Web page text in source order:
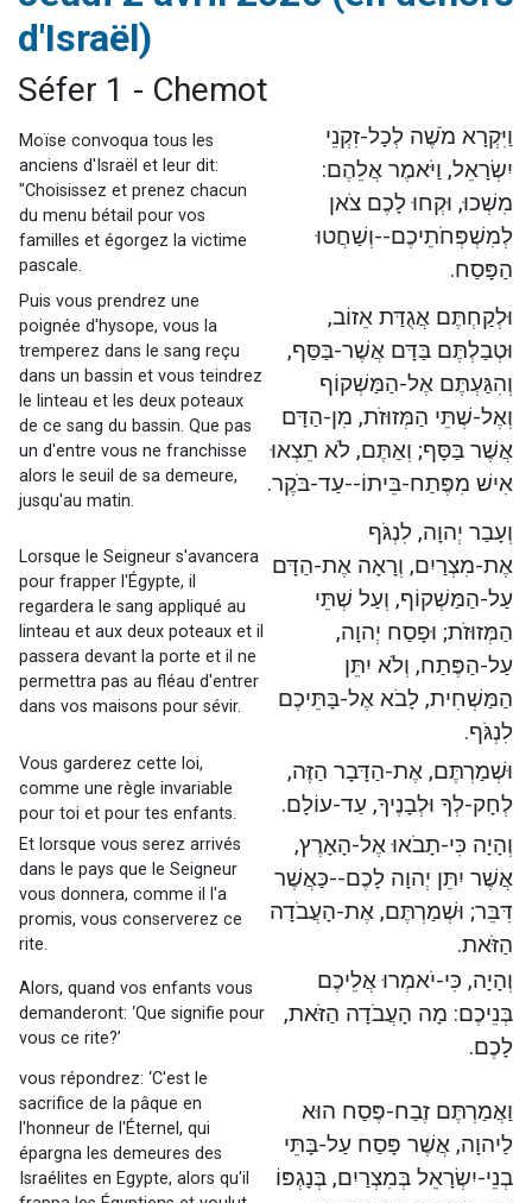
Il reste 49 places pour étudier en groupe sur Zoom
2 nouvelles musiques dans Torah-Box Music
6 personnes viennent de nous rejoindre sur WhatsApp
d'Israël)
Séfer 1 - Chemot
Moïse convoqua tous les
anciens d'Israël et leur dit:
"Choisissez et prenez chacun
du menu bétail pour vos
familles et égorgez la victime
pascale.
וַיִּקְרָא מֹשֶׁה לְכָל-זִקְנֵי
יִשְׂרָאֵל, וַיֹּאמֶר אֲלֵהֶם:
מִשְׁכוּ, וּקְחוּ לָכֶם צֹאן
לְמִשְׁפְּחֹתֵיכֶם--וְשַׁחֲטוּ
הַפָּסַח.
Puis vous prendrez une
poignée d'hysope, vous la
tremperez dans le sang reçu
dans un bassin et vous teindrez
le linteau et les deux poteaux
de ce sang du bassin. Que pas
un d'entre vous ne franchisse
alors le seuil de sa demeure,
jusqu'au matin.
וּלְקַחְתֶּם אֲגֻדַּת אֵזוֹב,
וּטְבַלְתֶּם בַּדָּם אֲשֶׁר-בַּסַּף,
וְהִגַּעְתֶּם אֶל-הַמַּשְׁקוֹף
וְאֶל-שְׁתֵּי הַמְּזוּזֹת, מִן-הַדָּם
אֲשֶׁר בַּסָּף; וְאַתֶּם, לֹא תֵצְאוּ
אִישׁ מִפֶּתַח-בֵּיתוֹ--עַד-בֹּקֶר.
Lorsque le Seigneur s'avancera
pour frapper l'Égypte, il
regardera le sang appliqué au
linteau et aux deux poteaux et il
passera devant la porte et il ne
permettra pas au fléau d'entrer
dans vos maisons pour sévir.
וְעָבַר יְהוָה, לִנְגֹּף
אֶת-מִצְרַיִם, וְרָאָה אֶת-הַדָּם
עַל-הַמַּשְׁקוֹף, וְעַל שְׁתֵּי
הַמְּזוּזֹת; וּפָסַח יְהוָה,
עַל-הַפֶּתַח, וְלֹא יִתֵּן
הַמַּשְׁחִית, לָבֹא אֶל-בָּתֵּיכֶם
לִנְגֹּף.
Vous garderez cette loi,
comme une règle invariable
pour toi et pour tes enfants.
וּשְׁמַרְתֶּם, אֶת-הַדָּבָר הַזֶּה,
לְחָק-לְךָ וּלְבָנֶיךָ, עַד-עוֹלָם.
Et lorsque vous serez arrivés
dans le pays que le Seigneur
vous donnera, comme il l'a
promis, vous conserverez ce
rite.
וְהָיָה כִּי-תָבֹאוּ אֶל-הָאָרֶץ,
אֲשֶׁר יִתֵּן יְהוָה לָכֶם--כַּאֲשֶׁר
דִּבֵּר; וּשְׁמַרְתֶּם, אֶת-הָעֲבֹדָה
הַזֹּאת.
Alors, quand vos enfants vous
demanderont: ‘Que signifie pour
vous ce rite?’
וְהָיָה, כִּי-יֹאמְרוּ אֲלֵיכֶם
בְּנֵיכֶם: מָה הָעֲבֹדָה הַזֹּאת,
לָכֶם.
vous répondrez: ‘C'est le
sacrifice de la pâque en
l'honneur de l'Éternel, qui
épargna les demeures des
Israélites en Egypte, alors qu'il
וַאֲמַרְתֶּם זֶבַח-פֶּסַח הוּא
לַיהוָה, אֲשֶׁר פָּסַח עַל-בָּתֵּי
בְנֵי-יִשְׂרָאֵל בְּמִצְרַיִם, בְּנָגְפּוֹ